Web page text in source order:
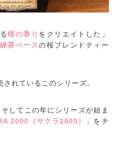
桜の香り をクリエイトした」
緑茶ベースの桜ブレンドティー
れているこのシリーズ。
してこの年にシリーズが始ま
2000（サクラ2000）」 をチ